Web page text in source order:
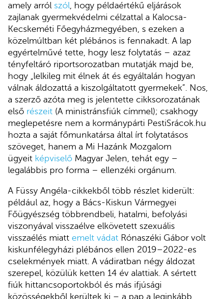
amely arról szól, hogy példaértékű eljárások
zajlanak gyermekvédelmi célzattal a Kalocsa-
Kecskeméti Főegyházmegyében, s ezeken a
közelmúltban két plébános is fennakadt. A lap
egyértelművé tette, hogy lesz folytatás – azaz
tényfeltáró riportsorozatban mutatják majd be,
hogy „lelkileg mit élnek át és egyáltalán hogyan
válnak áldozattá a kiszolgáltatott gyermekek”. Nos,
a szerző azóta meg is jelentette cikksorozatának
első részeit (A ministránsfiúk címmel); csakhogy
meglepetésre nem a kormánypárti PestiSrácok.hu
hozta a saját főmunkatársa által írt folytatásos
szöveget, hanem a Mi Hazánk Mozgalom
ügyeit képviselő Magyar Jelen, tehát egy –
legalábbis pro forma – ellenzéki orgánum.
A Füssy Angéla-cikkekből több részlet kiderült:
például az, hogy a Bács-Kiskun Vármegyei
Főügyészség többrendbeli, hatalmi, befolyási
viszonyával visszaélve elkövetett szexuális
visszaélés miatt emelt vádat Rónaszéki Gábor volt
kiskunfélegyházi plébános ellen 2019–2022-es
cselekmények miatt. A vádiratban négy áldozat
szerepel, közülük ketten 14 év alattiak. A sértett
fiúk hittancsoportokból és más ifjúsági
közösségekből kerültek ki – a pap a leginkább